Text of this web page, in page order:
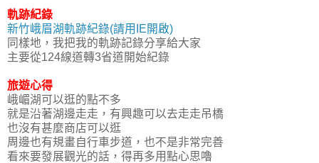
軌跡紀錄
新竹峨眉湖軌跡紀錄(請用IE開啟)
同樣地，我把我的軌跡記錄分享給大家
主要從124線道轉3省道開始紀錄
旅遊心得
峨嵋湖可以逛的點不多
就是沿著湖邊走走，有興趣可以去走走吊橋
也沒有甚麼商店可以逛
周邊也有規畫自行車步道，也不是非常完善
看來要發展觀光的話，得再多用點心思嚕